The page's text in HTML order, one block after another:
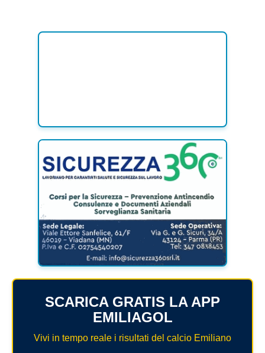
SCARICA GRATIS LA APP
EMILIAGOL
Vivi in tempo reale i risultati del calcio Emiliano